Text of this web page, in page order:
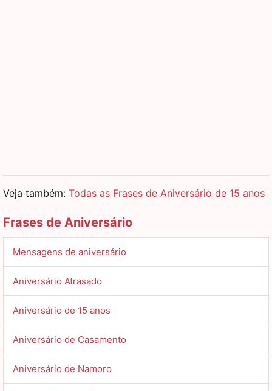
Veja também: Todas as Frases de Aniversário de 15 anos
Frases de Aniversário
Mensagens de aniversário
Aniversário Atrasado
Aniversário de 15 anos
Aniversário de Casamento
Aniversário de Namoro